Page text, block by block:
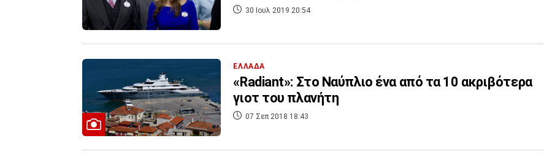
30 Ιουλ 2019 20:54
ΕΛΛΑΔΑ
«Radiant»: Στο Ναύπλιο ένα από τα 10 ακριβότερα
γιοτ του πλανήτη
07 Σεπ 2018 18:43